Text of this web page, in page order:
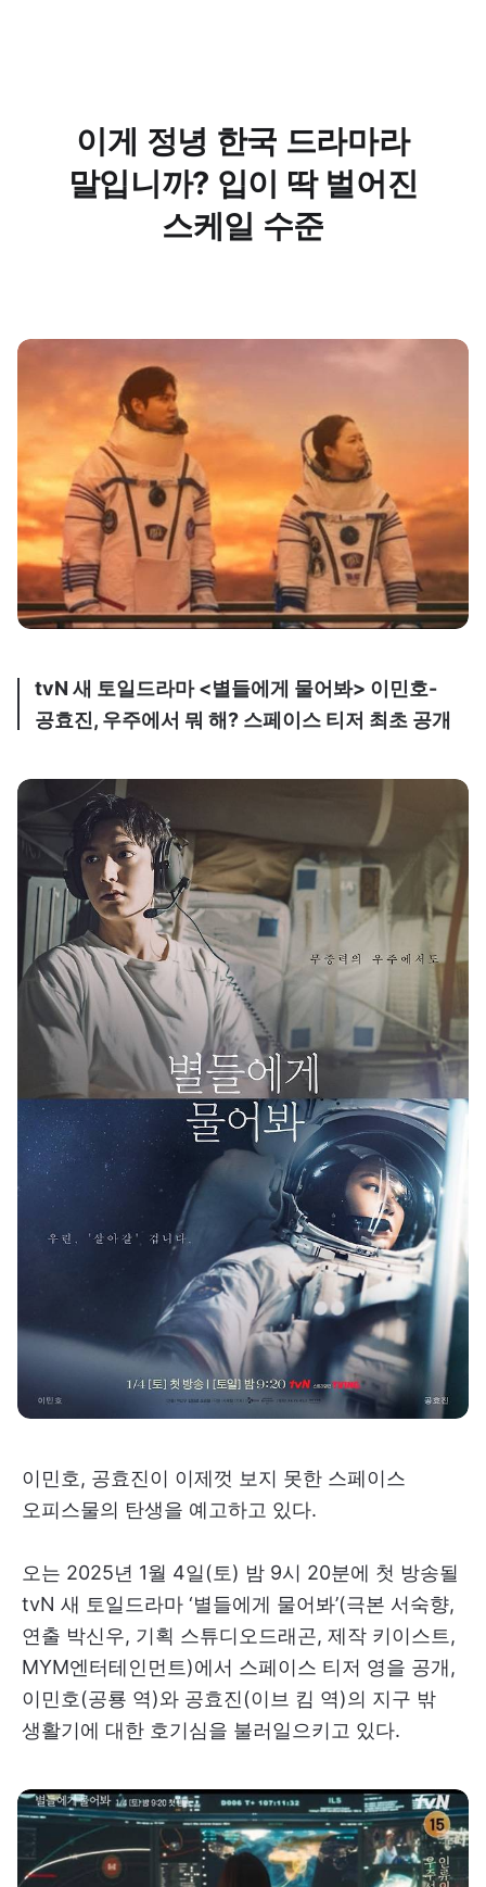
이게 정녕 한국 드라마라
말입니까? 입이 딱 벌어진
스케일 수준
tvN 새 토일드라마 <별들에게 물어봐> 이민호-
공효진, 우주에서 뭐 해? 스페이스 티저 최초 공개
이민호, 공효진이 이제껏 보지 못한 스페이스
오피스물의 탄생을 예고하고 있다.
오는 2025년 1월 4일(토) 밤 9시 20분에 첫 방송될
tvN 새 토일드라마 ‘별들에게 물어봐’(극본 서숙향,
연출 박신우, 기획 스튜디오드래곤, 제작 키이스트,
MYM엔터테인먼트)에서 스페이스 티저 영을 공개,
이민호(공룡 역)와 공효진(이브 킴 역)의 지구 밖
생활기에 대한 호기심을 불러일으키고 있다.